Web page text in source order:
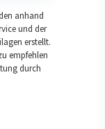
anhand
und der
erstellt.
empfehlen
durch